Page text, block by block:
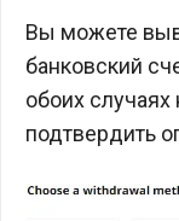
Вы можете
банковский
обоих
подтвердить